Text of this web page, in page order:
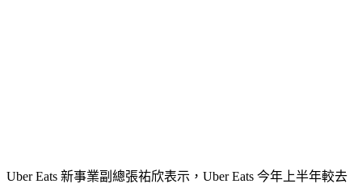
Uber Eats 新事業副總張祐欣表示，Uber Eats 今年上半年較去